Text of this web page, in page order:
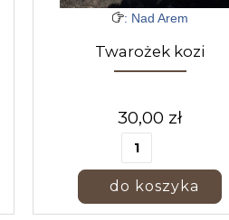
: Nad Arem
Twarożek kozi
30,00 zł